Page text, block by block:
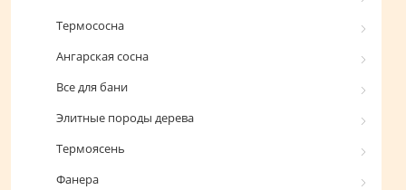
Термососна
Ангарская сосна
Все для бани
Элитные породы дерева
Термоясень
Фанера